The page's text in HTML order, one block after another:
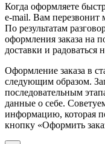
Когда оформляете
e-mail. Вам перезвонит
По результатам
оформления заказа на
доставки и радоваться
Оформление заказа в
следующим образом.
последовательным
данные о себе.
информацию, которая
кнопку «Оформить